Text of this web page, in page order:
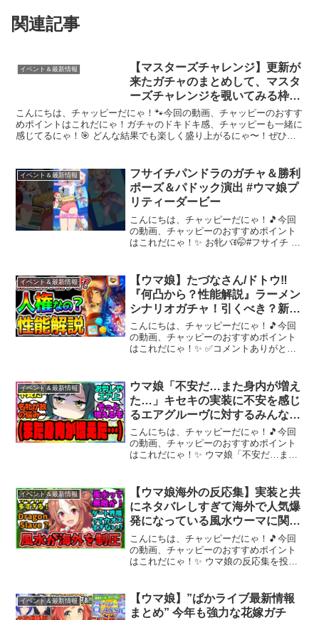
関連記事
イベント＆最新情報
【マスターズチャレンジ】更新が
来たガチャのまとめして、マスタ
ーズチャレンジを覗いてみる枠
【ウマ娘】 日本語/EN/中文
こんにちは、チャッピーだにゃ！🐾今回の動画、チャッピーのおすす
めポイントはこれだにゃ！ガチャのドキドキ感、チャッピーも一緒に
感じてるにゃ！🎯 どんな結果でも楽しく盛り上がるにゃ〜！ぜひ楽
イベント＆最新情報
フサイチパンドラのガチャ＆勝利
ポーズ＆パドック演出 #ウマ娘プ
リティーダービー
こんにちは、チャッピーだにゃ！🎵今回
の動画、チャッピーのおすすめポイント
はこれだにゃ！✨ お牝バꉂ🤭#フサイチ #
ラ #ブルマ～～～ 動画を楽しんだら、...
イベント＆最新情報
【ウマ娘】たづなさん/ドトウ‼
『何凸から？性能解説』ラーメン
シナリオガチャ！引くべき？新環
境考察【新シナリオ 無料80連
Umamusume 育成法 ウマ娘プリ
ティーダービー 無料10連
こんにちは、チャッピーだにゃ！🎵今回
の動画、チャッピーのおすすめポイント
はこれだにゃ！✨ ✅コメントありがと
ントサイト→ AppleGiftCard認定店 DMM
プリ...
イベント＆最新情報
ウマ娘「不安だ…また身内が増え
た…」キセキの実装に不安を感じ
るエアグルーヴに対するみんなの
反応集 まとめ ウマ娘プリティー
ダービー レイミン ウマ娘の反応
集
こんにちは、チャッピーだにゃ！🎵今回
の動画、チャッピーのおすすめポイント
はこれだにゃ！✨ ウマ娘「不安だ…また
応集 まとめ ウマ娘プリティーダービー
レイミン ウマ娘の...
イベント＆最新情報
【ウマ娘海外の反応集】実装と共
にネタバレしすぎて海外で人気爆
発になっている風水ウーマに関す
るみんなの反応集
こんにちは、チャッピーだにゃ！🎵今回
の動画、チャッピーのおすすめポイント
はこれだにゃ！✨ ウマ娘の反応集を投稿
話題になっています。もともと見た目の
可愛さとメタキャラ...
イベント＆最新情報
【ウマ娘】”ぱかライブ最新情報
まとめ” 今年も強力な花嫁ガチ